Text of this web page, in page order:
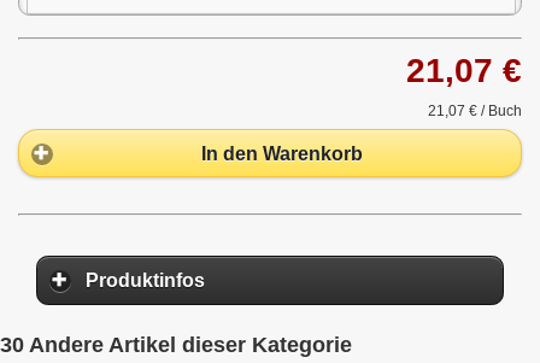
21,07 €
21,07 € / Buch
In den Warenkorb
Produktinfos
30 Andere Artikel dieser Kategorie